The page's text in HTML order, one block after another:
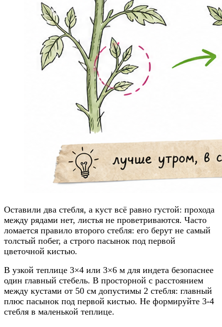
Оставили два стебля, а куст всё равно густой: прохода
между рядами нет, листья не проветриваются. Часто
ломается правило второго стебля: его берут не самый
толстый побег, а строго пасынок под первой
цветочной кистью.
В узкой теплице 3×4 или 3×6 м для индета безопаснее
один главный стебель. В просторной с расстоянием
между кустами от 50 см допустимы 2 стебля: главный
плюс пасынок под первой кистью. Не формируйте 3-4
стебля в маленькой теплице.